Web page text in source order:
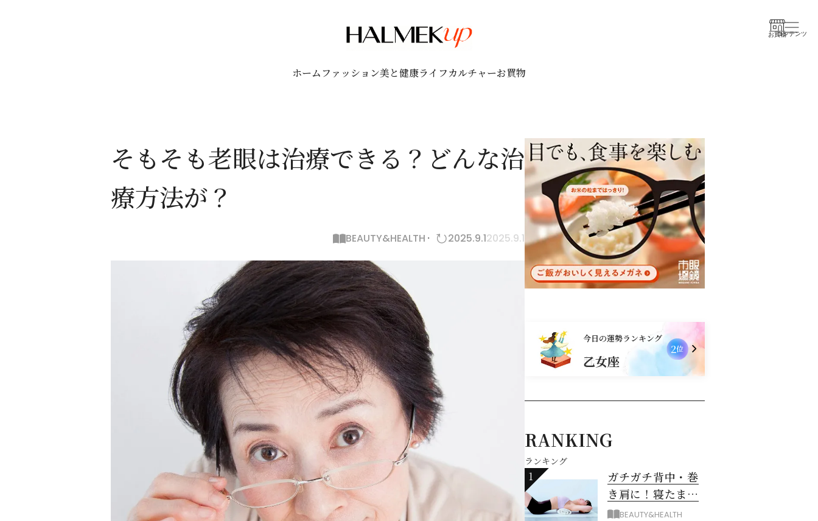
お買物コンテンツ
ホーム ファッション美と健康ライフカルチャーお買物
そもそも老眼は治療できる？どんな治
療方法が？
BEAUTY&HEALTH 2025.9.12025.9.1
今日の運勢ランキング
乙女座
2位
RANKING
ランキング
1
ガチガチ背中・巻
き肩に！寝たまま
バスタオル「おう
BEAUTY&HEALTH